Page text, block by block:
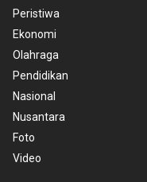
Peristiwa
Ekonomi
Olahraga
Pendidikan
Nasional
Nusantara
Foto
Video